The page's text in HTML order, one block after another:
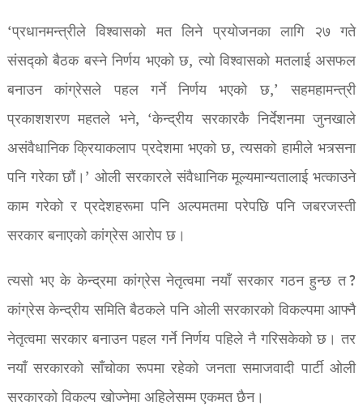
‘प्रधानमन्त्रीले विश्वासको मत लिने प्रयोजनका लागि २७ गते
संसद्को बैठक बस्ने निर्णय भएको छ, त्यो विश्वासको मतलाई असफल
बनाउन कांग्रेसले पहल गर्ने निर्णय भएको छ,’ सहमहामन्त्री
प्रकाशशरण महतले भने, ‘केन्द्रीय सरकारकै निर्देशनमा जुनखाले
असंवैधानिक क्रियाकलाप प्रदेशमा भएको छ, त्यसको हामीले भत्र्सना
पनि गरेका छौं।’ ओली सरकारले संवैधानिक मूल्यमान्यतालाई भत्काउने
काम गरेको र प्रदेशहरूमा पनि अल्पमतमा परेपछि पनि जबरजस्ती
सरकार बनाएको कांग्रेस आरोप छ।
त्यसो भए के केन्द्रमा कांग्रेस नेतृत्वमा नयाँ सरकार गठन हुन्छ त ?
कांग्रेस केन्द्रीय समिति बैठकले पनि ओली सरकारको विकल्पमा आफ्नै
नेतृत्वमा सरकार बनाउन पहल गर्ने निर्णय पहिले नै गरिसकेको छ। तर
नयाँ सरकारको साँचोका रूपमा रहेको जनता समाजवादी पार्टी ओली
सरकारको विकल्प खोज्नेमा अहिलेसम्म एकमत छैन।